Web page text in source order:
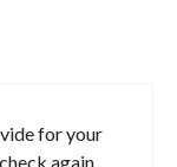
for your
again